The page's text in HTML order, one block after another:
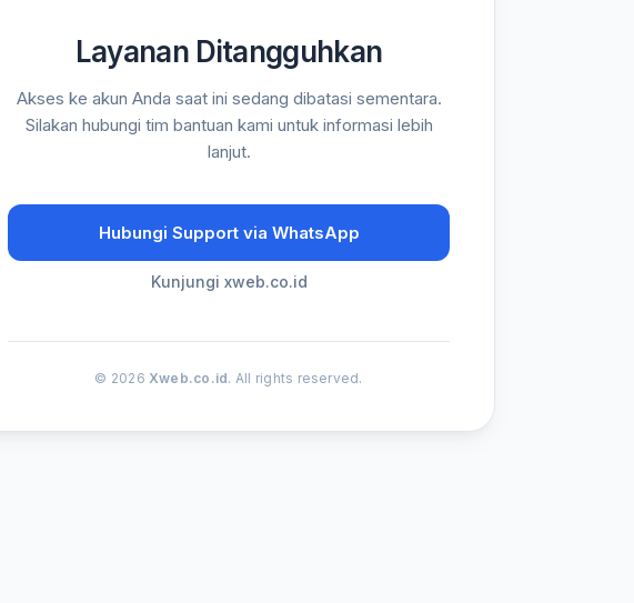
Layanan Ditangguhkan
Akses ke akun Anda saat ini sedang dibatasi sementara.
Silakan hubungi tim bantuan kami untuk informasi lebih
lanjut.
Hubungi Support via WhatsApp
Kunjungi xweb.co.id
© 2026 Xweb.co.id. All rights reserved.